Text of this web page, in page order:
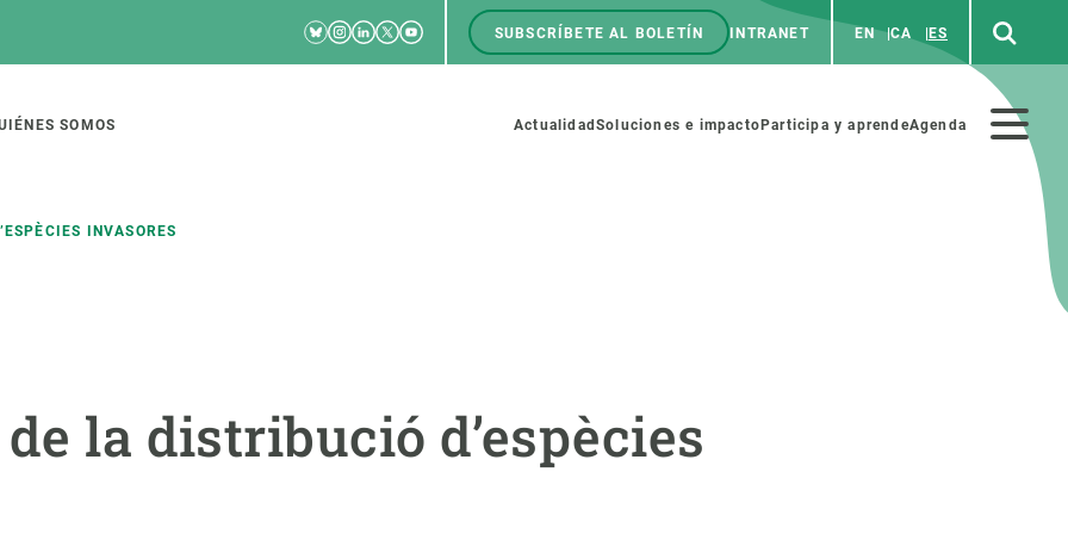
RRSS
Bluesky
Instagram
Linkedin
TwitterYoutube
Menú
top
SUBSCRÍBETE AL BOLETÍN INTRANET EN CA ES
SOMOS
Menú
Actualidad Soluciones e impacto Participa y aprendeAgenda
INVASORES
la distribució d’espècies
Soluciones Estrategia de Recursos Humanos
Oportunidades académicas